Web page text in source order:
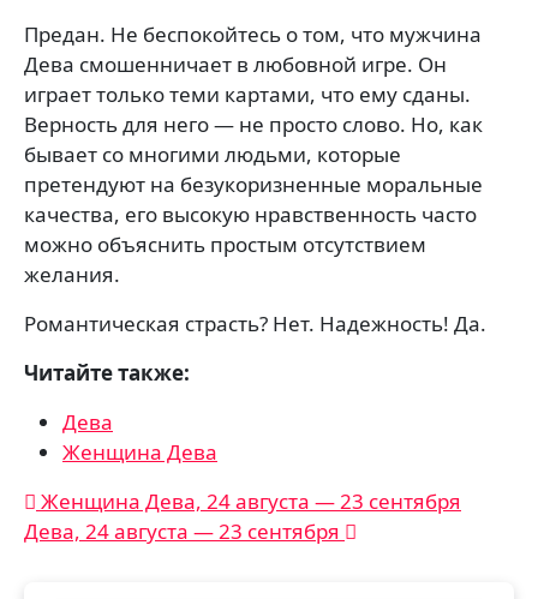
Предан. Не беспокойтесь о том, что мужчина
Дева смошенничает в любовной игре. Он
играет только теми картами, что ему сданы.
Верность для него — не просто слово. Но, как
бывает со многими людьми, которые
претендуют на безукоризненные моральные
качества, его высокую нравственность часто
можно объяснить простым отсутствием
желания.
Романтическая страсть? Нет. Надежность! Да.
Читайте также:
Дева
Женщина Дева
Навигация
по
Женщина Дева, 24 августа — 23 сентября
Дева, 24 августа — 23 сентября